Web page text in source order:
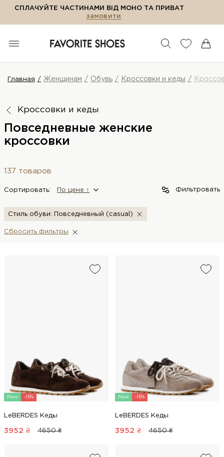
СПЛАЧУЙТЕ ЧАСТИНАМИ ВІД МОНО ТА ПРИВАТ
замовити
Главная Женщинам Обувь Кроссовки и кеды
Кроссовки и кеды
Повседневные женские
кроссовки
137 товаров
Сортировать: По цене ↑ Фильтровать
Стиль обуви: Повседневный (casual)
Сбросить фильтры
New -15%
LeBERDES Кеды
3952 ₴ 4650 ₴
New -15%
LeBERDES Кеды
3952 ₴ 4650 ₴